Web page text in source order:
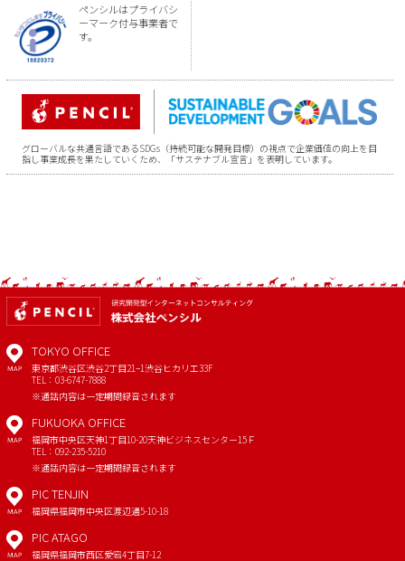
ペンシルはプライバシ
ーマーク付与事業者で
す。
グローバルな共通言語であるSDGs（持続可能な開発目標）の視点で企業価値の向上を目
指し事業成長を果たしていくため、「サステナブル宣言」を表明しています。
MAP
TOKYO OFFICE
東京都渋谷区渋谷2丁目21−1渋谷ヒカリエ33F
TEL：03-6747-7888
※通話内容は一定期間録音されます
MAP
FUKUOKA OFFICE
福岡市中央区天神1丁目10-20天神ビジネスセンター15Ｆ
TEL：092-235-5210
※通話内容は一定期間録音されます
MAP
PIC TENJIN
福岡県福岡市中央区渡辺通5-10-18
PIC ATAGO
福岡県福岡市西区愛宕4丁目7-12